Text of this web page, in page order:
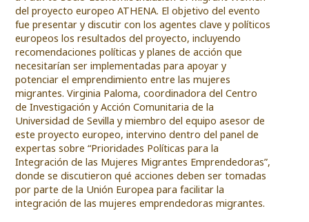
del proyecto europeo ATHENA. El objetivo del evento
fue presentar y discutir con los agentes clave y políticos
europeos los resultados del proyecto, incluyendo
recomendaciones políticas y planes de acción que
necesitarían ser implementadas para apoyar y
potenciar el emprendimiento entre las mujeres
migrantes. Virginia Paloma, coordinadora del Centro
de Investigación y Acción Comunitaria de la
Universidad de Sevilla y miembro del equipo asesor de
este proyecto europeo, intervino dentro del panel de
expertas sobre “Prioridades Políticas para la
Integración de las Mujeres Migrantes Emprendedoras”,
donde se discutieron qué acciones deben ser tomadas
por parte de la Unión Europea para facilitar la
integración de las mujeres emprendedoras migrantes.